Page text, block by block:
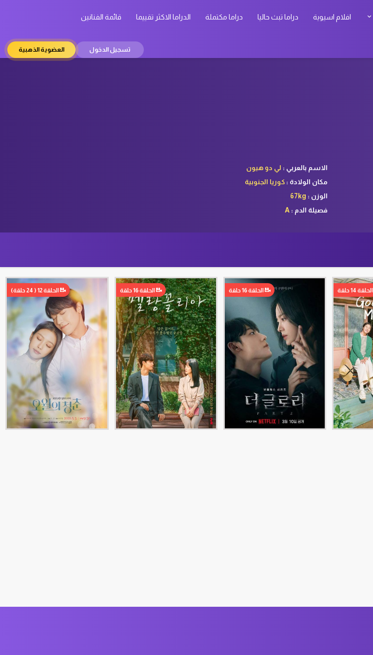
افلام اسيوية دراما تبث حاليا دراما مكتملة الدراما الاكثر تقييما قائمة الفنانين
تسجيل الدخول العضوية الذهبية
الاسم بالعربي : لي دو هيون
مكان الولادة : كوريا الجنوبية
الوزن : 67kg
فصيلة الدم : A
الحلقة 14 حلقة الحلقة 16 حلقة الحلقة 16 حلقة الحلقة 12 ( 24 حلقة)